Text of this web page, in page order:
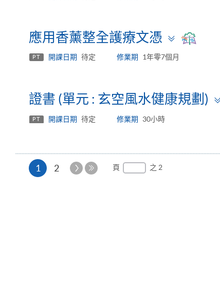
應用香薰整全護療文憑
Toggle
PT 開課日期 待定 修業期 1年零7個月
證書 (單元 : 玄空風水健康規劃)
PT 開課日期 待定 修業期 30小時
1 本
2
下
頁 之 2